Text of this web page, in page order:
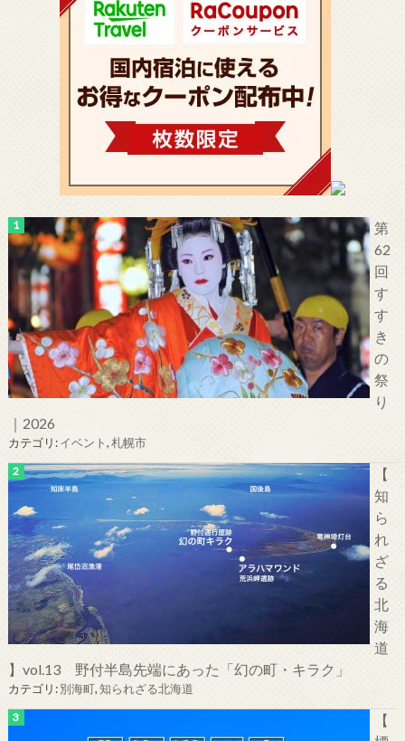
第
62
回
す
す
き
の
祭
り
｜2026
カテゴリ:イベント,札幌市
【
知
ら
れ
ざ
る
北
海
道
】vol.13 野付半島先端にあった「幻の町・キラク」
カテゴリ:別海町,知られざる北海道
【